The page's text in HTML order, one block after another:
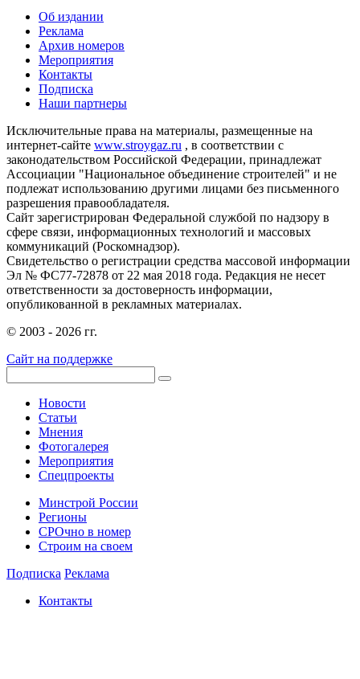
Об издании
Реклама
Архив номеров
Мероприятия
Контакты
Подписка
Наши партнеры
Исключительные права на материалы, размещенные на
интернет-сайте www.stroygaz.ru , в соответствии с
законодательством Российской Федерации, принадлежат
Ассоциации "Национальное объединение строителей" и не
подлежат использованию другими лицами без письменного
разрешения правообладателя.
Сайт зарегистрирован Федеральной службой по надзору в
сфере связи, информационных технологий и массовых
коммуникаций (Роскомнадзор).
Свидетельство о регистрации средства массовой информации
Эл № ФС77-72878 от 22 мая 2018 года. Редакция не несет
ответственности за достоверность информации,
опубликованной в рекламных материалах.
© 2003 - 2026 гг.
Сайт на поддержке
Новости
Статьи
Мнения
Фотогалерея
Мероприятия
Спецпроекты
Минстрой России
Регионы
СРОчно в номер
Строим на своем
Подписка Реклама
Контакты